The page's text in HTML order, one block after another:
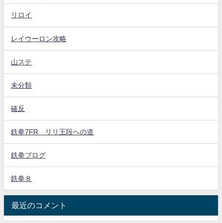
リロイ
レイウーロン攻略
山ステ
未分類
確反
鉄拳7FR リリ王段への道
鉄拳ブログ
鉄拳８
最近のコメント